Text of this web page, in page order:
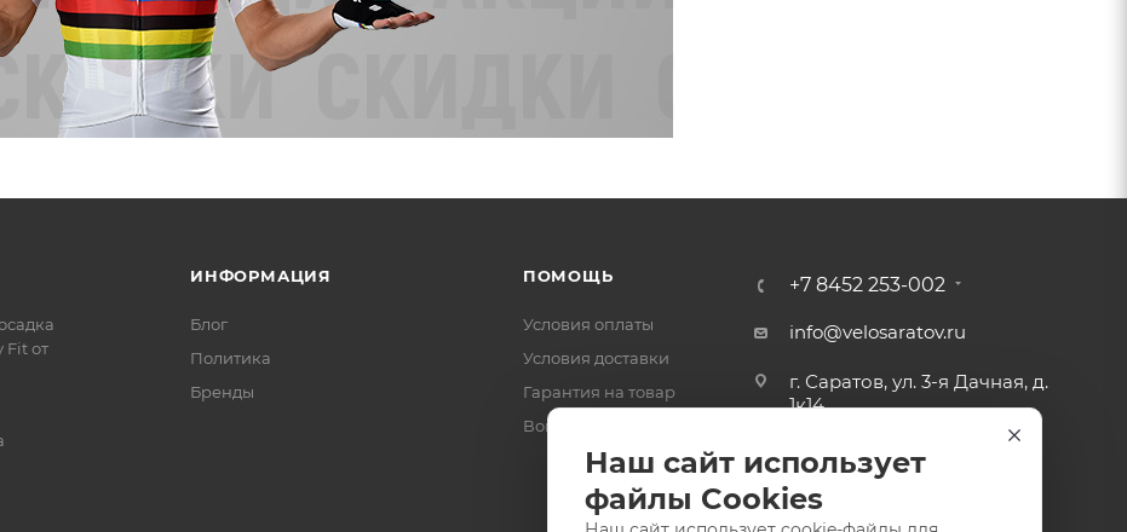
Fit от
ИНФОРМАЦИЯ
Блог
Политика
Бренды
ПОМОЩЬ
Условия оплаты
Условия доставки
Гарантия на товар
Вопрос-ответ
+7 8452 253-002
info@velosaratov.ru
г. Саратов, ул. 3-я Дачная, д.
1к14
Наш сайт использует
файлы Cookies